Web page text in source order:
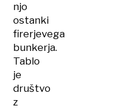
njo
ostanki
firerjevega
bunkerja.
Tablo
je
društvo
z